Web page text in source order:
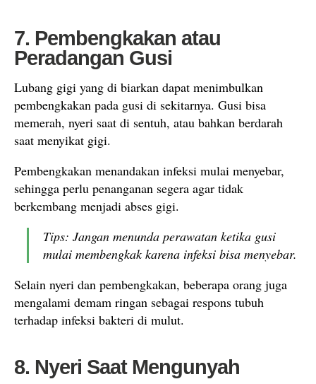
7. Pembengkakan atau
Peradangan Gusi
Lubang gigi yang di biarkan dapat menimbulkan
pembengkakan pada gusi di sekitarnya. Gusi bisa
memerah, nyeri saat di sentuh, atau bahkan berdarah
saat menyikat gigi.
Pembengkakan menandakan infeksi mulai menyebar,
sehingga perlu penanganan segera agar tidak
berkembang menjadi abses gigi.
Tips: Jangan menunda perawatan ketika gusi
mulai membengkak karena infeksi bisa menyebar.
Selain nyeri dan pembengkakan, beberapa orang juga
mengalami demam ringan sebagai respons tubuh
terhadap infeksi bakteri di mulut.
8. Nyeri Saat Mengunyah